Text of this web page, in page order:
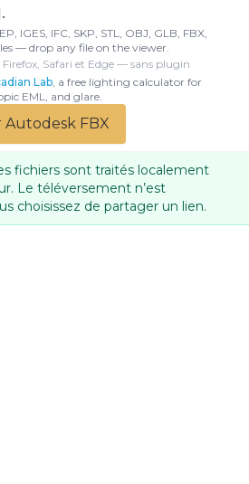
IGES, IFC, SKP, STL, OBJ, GLB, FBX,
— drop any file on the viewer.
Safari et Edge — sans plugin
Lab, a free lighting calculator for
EML, and glare.
FBX
fichiers sont traités localement
Le téléversement n’est
choisissez de partager un lien.